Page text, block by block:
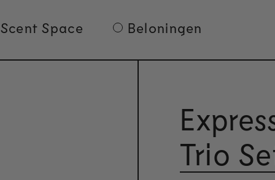
Space Beloningen
Trio